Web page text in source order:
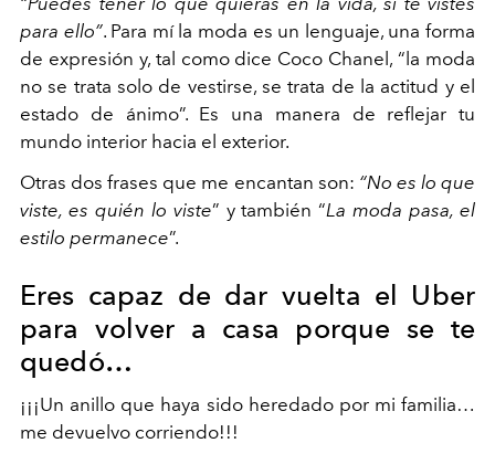
para ello”. Para mí la moda es un lenguaje, una forma
de expresión y, tal como dice Coco Chanel, “la moda
no se trata solo de vestirse, se trata de la actitud y el
estado de ánimo”. Es una manera de reflejar tu
mundo interior hacia el exterior.
Otras dos frases que me encantan son: “No es lo que
viste, es quién lo viste” y también “La moda pasa, el
estilo permanece”.
Eres capaz de dar vuelta el Uber
para volver a casa porque se te
quedó…
¡¡¡Un anillo que haya sido heredado por mi familia…
me devuelvo corriendo!!!